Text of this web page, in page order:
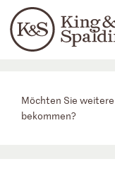
Languages
People
News & Insights
Möchten Sie
bekommen?